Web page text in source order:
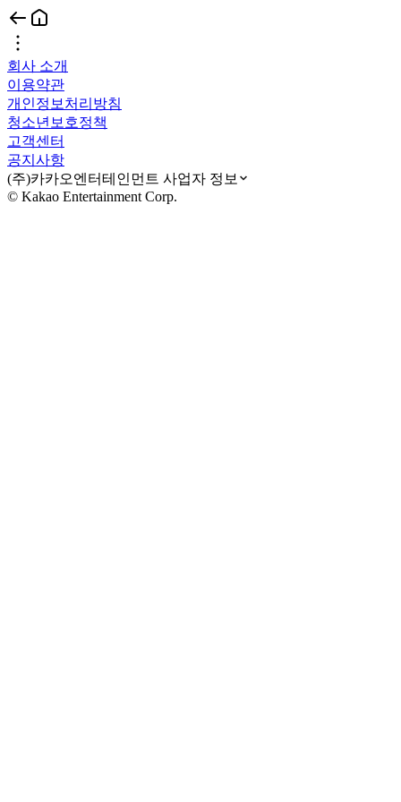
회사 소개
이용약관
개인정보처리방침
청소년보호정책
고객센터
공지사항
(주)카카오엔터테인먼트 사업자 정보
© Kakao Entertainment Corp.